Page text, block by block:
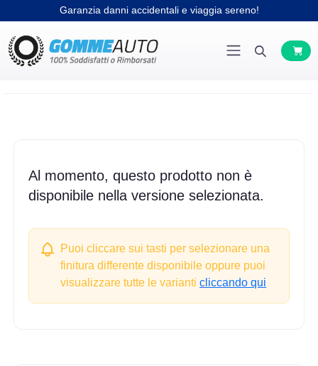
Garanzia danni accidentali e viaggia sereno!
Al momento, questo prodotto non è
disponibile nella versione selezionata.
Puoi cliccare sui tasti per selezionare una
finitura differente disponibile oppure puoi
visualizzare tutte le varianticliccando qui